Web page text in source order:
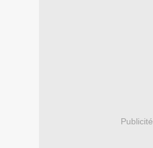
Publicité